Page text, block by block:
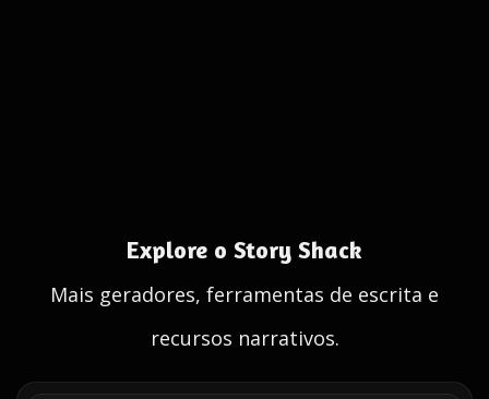
Explore o Story Shack
Mais geradores, ferramentas de escrita e
recursos narrativos.